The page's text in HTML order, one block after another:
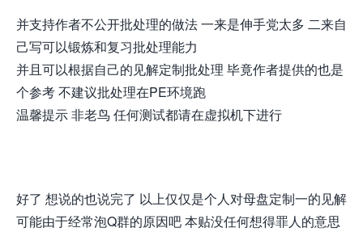
并支持作者不公开批处理的做法 一来是伸手党太多 二来自
己写可以锻炼和复习批处理能力
并且可以根据自己的见解定制批处理 毕竟作者提供的也是
个参考 不建议批处理在PE环境跑
温馨提示 非老鸟 任何测试都请在虚拟机下进行
好了 想说的也说完了 以上仅仅是个人对母盘定制一的见解
可能由于经常泡Q群的原因吧 本贴没任何想得罪人的意思